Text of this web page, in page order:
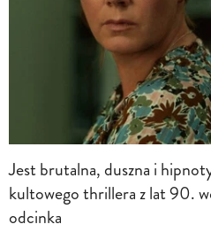
Jest brutalna, duszna i
kultowego thrillera z lat 90.
odcinka